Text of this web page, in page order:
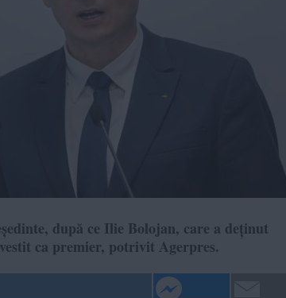
după ce Ilie Bolojan, care a deținut
ca premier, potrivit Agerpres.